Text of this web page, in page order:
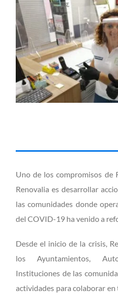
Uno de los compromisos de
Renovalia es desarrollar
las comunidades donde
del COVID-19 ha venido a
Desde el inicio de la crisis,
los Ayuntamientos,
Instituciones de las
actividades para colaborar